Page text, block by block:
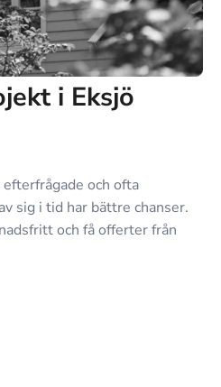
i Eksjö
och ofta
sig i tid har bättre chanser.
och få offerter från